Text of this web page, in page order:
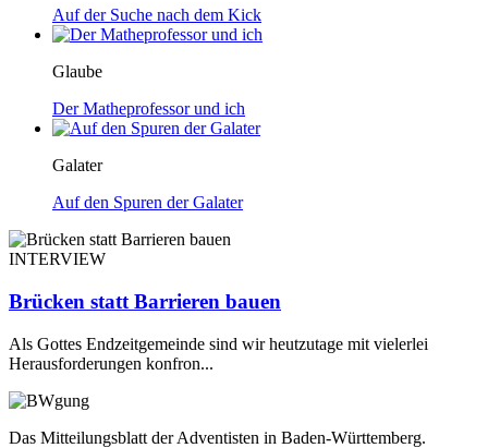
Auf der Suche nach dem Kick
Glaube
Der Matheprofessor und ich
Galater
Auf den Spuren der Galater
INTERVIEW
Brücken statt Barrieren bauen
Als Gottes Endzeitgemeinde sind wir heutzutage mit vielerlei
Herausforderungen konfron...
Das Mitteilungsblatt der Adventisten in Baden-Württemberg.